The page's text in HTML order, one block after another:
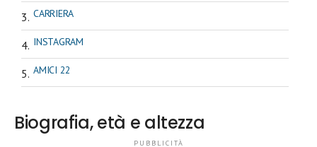
CARRIERA
INSTAGRAM
AMICI 22
Biografia, età e altezza